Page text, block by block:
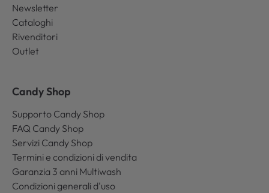
Newsletter
Cataloghi
Rivenditori
Outlet
Candy Shop
Supporto Candy Shop
FAQ Candy Shop
Servizi Candy Shop
Termini e condizioni di vendita
Garanzia 3 anni Multiwash
Condizioni generali d'uso